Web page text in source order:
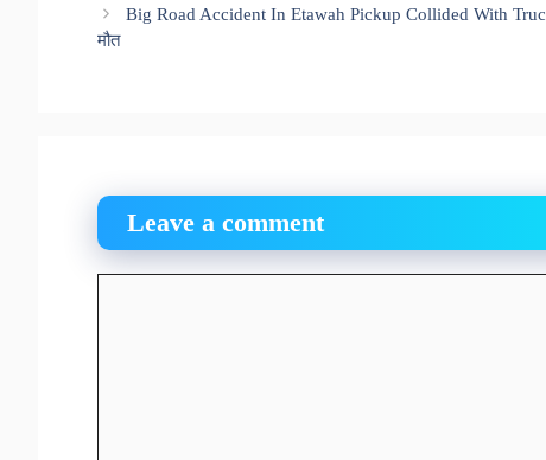
Big Road Accident In Etawah Pickup Collided With Truck
मौत
Leave a comment